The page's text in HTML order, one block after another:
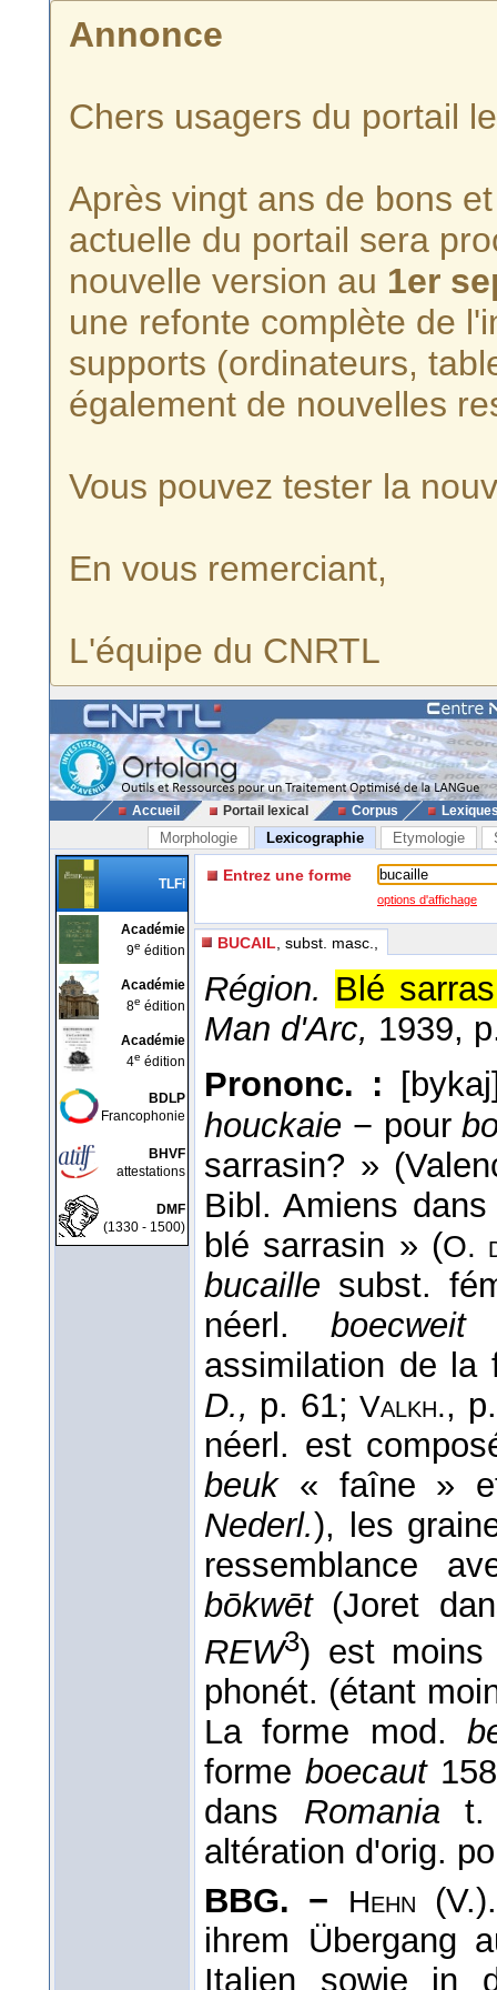
Annonce
Chers usagers du portail
Après vingt ans de bons
actuelle du portail sera
nouvelle version au 1er
une refonte complète de
supports (ordinateurs,
également de nouvelles
Vous pouvez tester la
En vous remerciant,
L'équipe du CNRTL
Accueil Portail lexical Corpus
Morphologie Lexicographie Etymologie
TLFi
Académie
9e édition
Académie
8e édition
Académie
4e édition
BDLP
Francophonie
BHVF
attestations
DMF
(1330 - 1500)
Entrez une forme
options d'affichage
BUCAIL , subst. masc.,
Région. Blé
Man d'Arc, 1939,
Prononc. :
houckaie − pour
sarrasin? »
Bibl. Amiens
blé sarrasin » (O.
bucaille subst.
néerl. boecweit
assimilation de
D., p. 61;Valkh.,
néerl. est
beuk« faîne »
Nederl.), les
ressemblance
bōkwēt(Joret
REW3) est moins
phonét. (étant
La forme mod.
forme boecaut
dans Romaniat.
altération d'orig.
BBG. −
Hehn
ihrem Übergang
Italien sowie in